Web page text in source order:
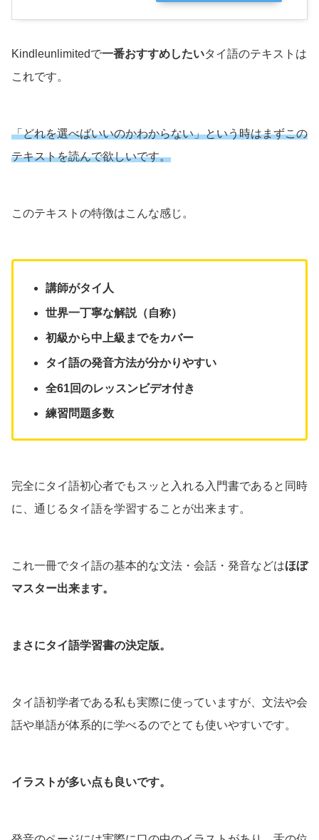
Kindleunlimitedで一番おすすめしたいタイ語のテキストは
これです。
「どれを選べばいいのかわからない」という時はまずこの
テキストを読んで欲しいです。
このテキストの特徴はこんな感じ。
講師がタイ人
世界一丁寧な解説（自称）
初級から中上級までをカバー
タイ語の発音方法が分かりやすい
全61回のレッスンビデオ付き
練習問題多数
完全にタイ語初心者でもスッと入れる入門書であると同時
に、通じるタイ語を学習することが出来ます。
これ一冊でタイ語の基本的な文法・会話・発音などはほぼ
マスター出来ます。
まさにタイ語学習書の決定版。
タイ語初学者である私も実際に使っていますが、文法や会
話や単語が体系的に学べるのでとても使いやすいです。
イラストが多い点も良いです。